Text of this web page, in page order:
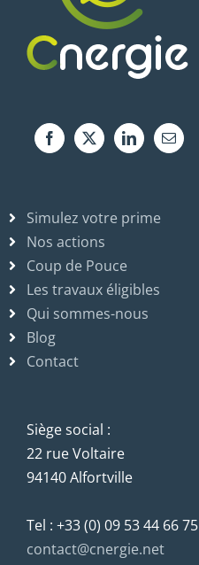
Simulez votre prime
Nos actions
Coup de Pouce
Les travaux éligibles
Qui sommes-nous
Blog
Contact
Siège social :
22 rue Voltaire
94140 Alfortville
Tel : +33 (0) 09 53 44 66 75
contact@cnergie.net